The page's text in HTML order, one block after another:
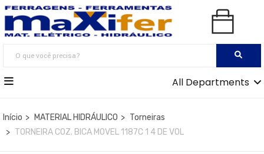
All Departments
Início MATERIAL HIDRÁULICO
Torneiras
TORNEIRA COZ. BICA MOVEL 1187C 1 4 DE VOL